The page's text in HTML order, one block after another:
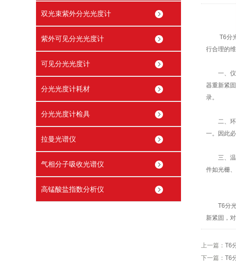
双光束紫外分光光度计
紫外可见分光光度计
可见分光光度计
分光光度计耗材
分光光度计检具
拉曼光谱仪
气相分子吸收光谱仪
高锰酸盐指数分析仪
T6分光
行合理的
一、仪器
器重新紧
录。
二、环境
一。因此
三、温度
件如光栅
T6分光
新紧固，
上一篇： T6
下一篇： T6